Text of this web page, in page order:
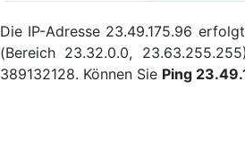
Die IP-Adresse 23.49.175.96
(Bereich 23.32.0.0,
389132128. Können Sie Ping